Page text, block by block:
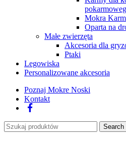
Mokra
Oparta na
Małe zwierzęta
Akcesoria dla
Ptaki
Legowiska
Personalizowane akcesoria
Poznaj Mokre Noski
Kontakt
Search